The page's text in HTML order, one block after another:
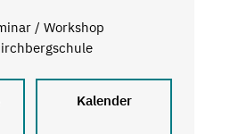
/ Workshop
Kalender